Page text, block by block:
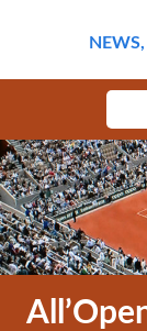
per: